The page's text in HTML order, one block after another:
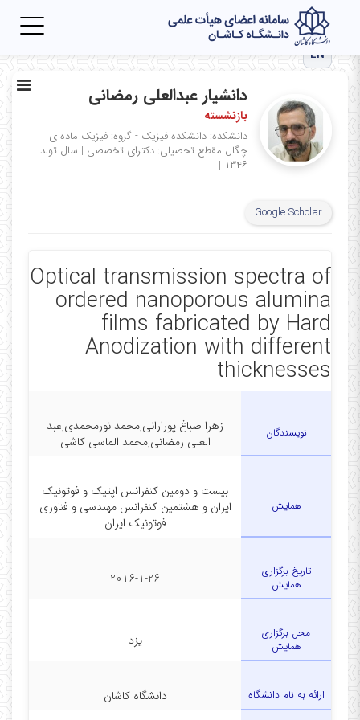
EN
دانشیار عبدالعلی رمضانی
بازنشسته
دانشکده: دانشکده فیزیک - گروه: فیزیک ماده ی
چگال مقطع تحصیلی: دکترای تخصصی | سال تولد:
۱۳۴۶ |
Google Scholar
Optical transmission spectra of
ordered nanoporous alumina
films fabricated by Hard
Anodization with different
thicknesses
نویسندگان
زهرا صباغ پورارانی,محمد نورمحمدی,عبد
العلی رمضانی,محمد الماسی کاشی
همایش
بیست و دومین کنفرانس اپتیک و فوتونیک
ایران و هشتمین کنفرانس مهندسی و فناوری
فوتونیک ایران
تاریخ برگزاری
همایش
2016-1-26
محل برگزاری
همایش
یزد
ارائه به نام دانشگاه دانشگاه کاشان